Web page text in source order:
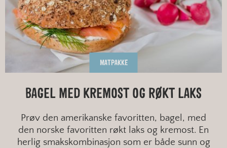
MATPAKKE
BAGEL MED KREMOST OG RØKT LAKS
Prøv den amerikanske favoritten, bagel, med
den norske favoritten røkt laks og kremost. En
herlig smakskombinasjon som er både sunn og